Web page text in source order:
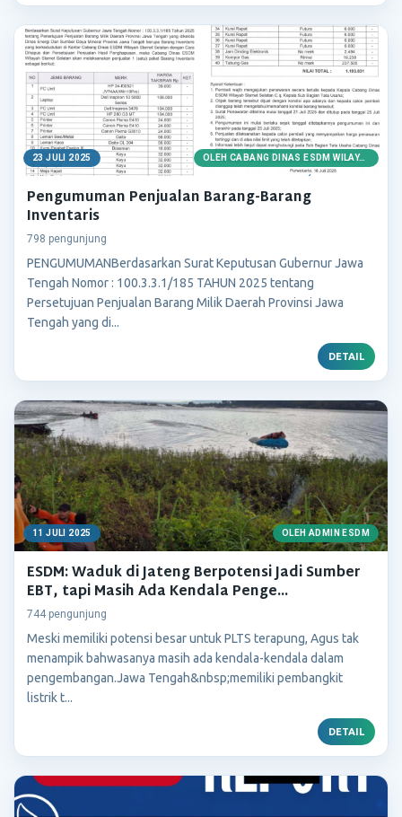
23 JULI 2025 OLEH CABANG DINAS ESDM WILAYAH SLAMET SELATAN
Pengumuman Penjualan Barang-Barang
Inventaris
798 pengunjung
PENGUMUMANBerdasarkan Surat Keputusan Gubernur Jawa
Tengah Nomor : 100.3.3.1/185 TAHUN 2025 tentang
Persetujuan Penjualan Barang Milik Daerah Provinsi Jawa
Tengah yang di...
DETAIL
11 JULI 2025 OLEH ADMIN ESDM
ESDM: Waduk di Jateng Berpotensi Jadi Sumber
EBT, tapi Masih Ada Kendala Penge...
744 pengunjung
Meski memiliki potensi besar untuk PLTS terapung, Agus tak
menampik bahwasanya masih ada kendala-kendala dalam
pengembangan.Jawa Tengah&nbsp;memiliki pembangkit
listrik t...
DETAIL